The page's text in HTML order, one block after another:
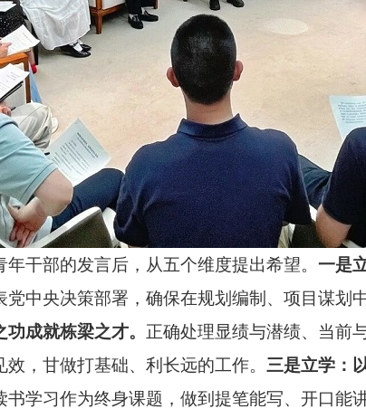
干部的发言后，从五个维度提出希望。 一是
中央决策部署，确保在规划编制、项目谋划
成就栋梁之才。 正确处理显绩与潜绩、当前
，甘做打基础、利长远的工作。 三是立学：
学习作为终身课题，做到提笔能写、开口能